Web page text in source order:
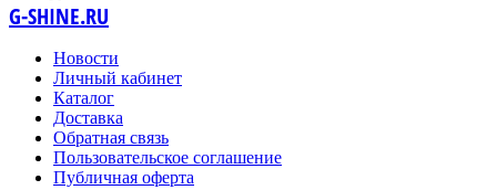
G-SHINE.RU
Новости
Личный кабинет
Каталог
Доставка
Обратная связь
Пользовательское соглашение
Публичная оферта